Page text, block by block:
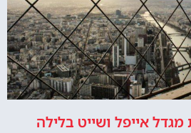
אייפל ושייט בלילה